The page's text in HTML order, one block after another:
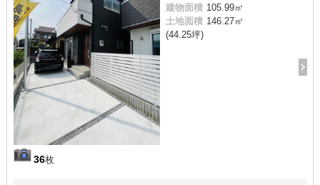
36枚
建物面積 105.99㎡
土地面積 146.27㎡
(44.25坪)